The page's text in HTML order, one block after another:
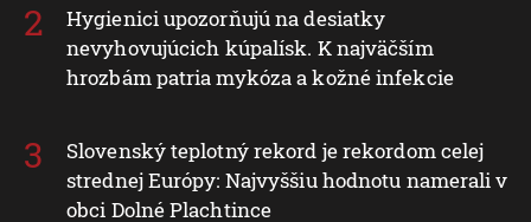
Hygienici upozorňujú na desiatky
nevyhovujúcich kúpalísk. K najväčším
hrozbám patria mykóza a kožné infekcie
Slovenský teplotný rekord je rekordom celej
strednej Európy: Najvyššiu hodnotu namerali v
obci Dolné Plachtince